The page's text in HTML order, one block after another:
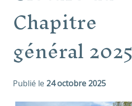
Chapitre
général 2025
Publié le 24 octobre 2025